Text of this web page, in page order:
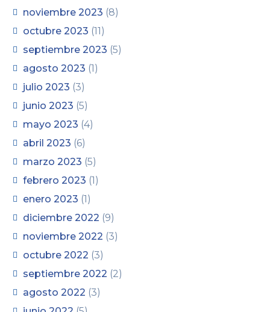
noviembre 2023 (8)
octubre 2023 (11)
septiembre 2023 (5)
agosto 2023 (1)
julio 2023 (3)
junio 2023 (5)
mayo 2023 (4)
abril 2023 (6)
marzo 2023 (5)
febrero 2023 (1)
enero 2023 (1)
diciembre 2022 (9)
noviembre 2022 (3)
octubre 2022 (3)
septiembre 2022 (2)
agosto 2022 (3)